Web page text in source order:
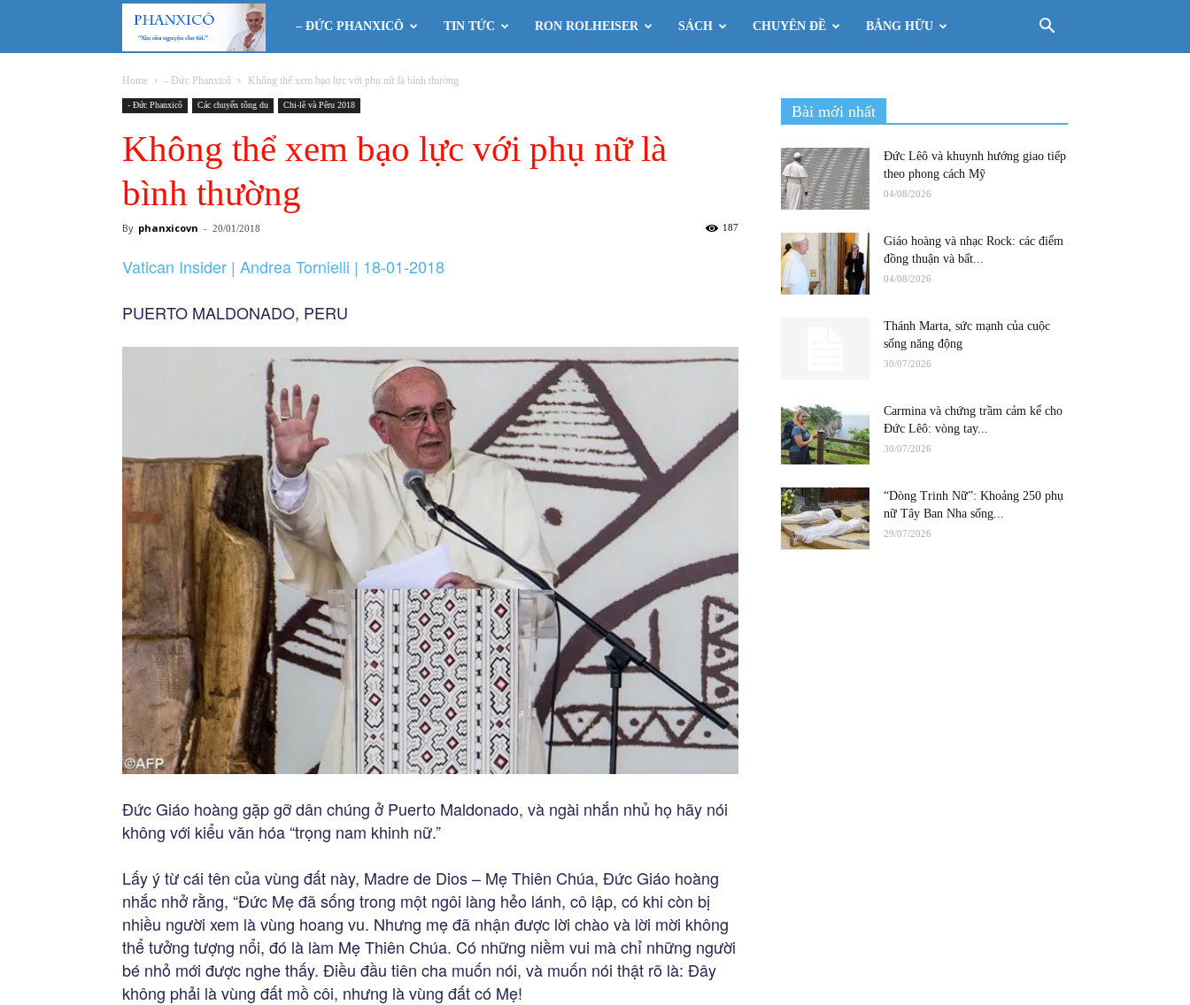
Phanxicô
– ĐỨC PHANXICÔ TIN TỨC RON ROLHEISER SÁCH CHUYÊN ĐỀ BẰNG HỮU
Home - Đức Phanxicô Không thể xem bạo lực với phụ nữ là bình thường
- Đức Phanxicô Các chuyến tông du Chi-lê và Pêru 2018
Không thể xem bạo lực với phụ nữ là
bình thường
By phanxicovn - 20/01/2018 187
Vatican Insider | Andrea Tornielli | 18-01-2018
PUERTO MALDONADO, PERU
Đức Giáo hoàng gặp gỡ dân chúng ở Puerto Maldonado, và ngài nhắn nhủ họ hãy nói
không với kiểu văn hóa “trọng nam khinh nữ.”
Lấy ý từ cái tên của vùng đất này, Madre de Dios – Mẹ Thiên Chúa, Đức Giáo hoàng
nhắc nhở rằng, “Đức Mẹ đã sống trong một ngôi làng hẻo lánh, cô lập, có khi còn bị
nhiều người xem là vùng hoang vu. Nhưng mẹ đã nhận được lời chào và lời mời không
thể tưởng tượng nổi, đó là làm Mẹ Thiên Chúa. Có những niềm vui mà chỉ những người
bé nhỏ mới được nghe thấy. Điều đầu tiên cha muốn nói, và muốn nói thật rõ là: Đây
không phải là vùng đất mồ côi, nhưng là vùng đất có Mẹ!
Bài mới nhất
Đức Lêô và khuynh hướng giao tiếp
theo phong cách Mỹ
04/08/2026
Giáo hoàng và nhạc Rock: các điểm
đồng thuận và bất...
04/08/2026
Thánh Marta, sức mạnh của cuộc
sống năng động
30/07/2026
Carmina và chứng trầm cảm kể cho
Đức Lêô: vòng tay...
30/07/2026
“Dòng Trinh Nữ”: Khoảng 250 phụ
nữ Tây Ban Nha sống...
29/07/2026